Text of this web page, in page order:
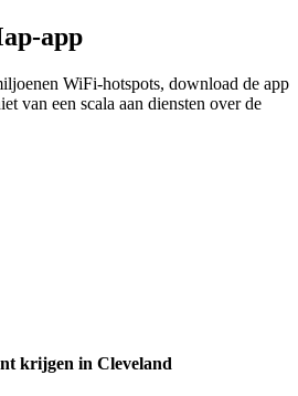
app
WiFi-hotspots, download de app
van een scala aan diensten over de
krijgen in Cleveland